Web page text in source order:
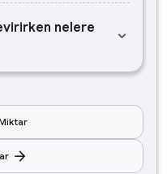
nelere
keyboard_arrow_down
arrow_forward